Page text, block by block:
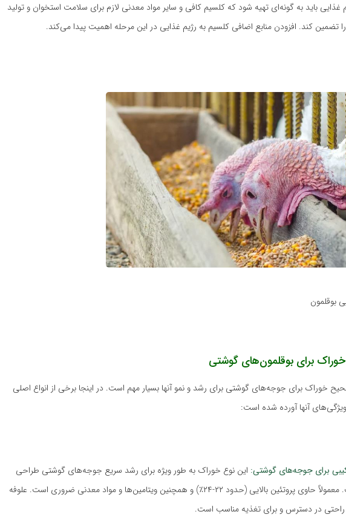
غذایی باید به گونه‌ای تهیه شود که کلسیم کافی و سایر مواد معدنی لازم برای سلامت استخوان و تولید
تضمین کند. افزودن منابع اضافی کلسیم به رژیم غذایی در این مرحله اهمیت پیدا می‌کند.
بوقلمون
برای بوقلمون‌های گوشتی
خوراک برای جوجه‌های گوشتی برای رشد و نمو آنها بسیار مهم است. در اینجا برخی از انواع اصلی
آنها آورده شده است:
برای جوجه‌های گوشتی: این نوع خوراک به طور ویژه برای رشد سریع جوجه‌های گوشتی طراحی
شده است. معمولاً حاوی پروتئین بالایی (حدود ۲۲-۲۴٪) و همچنین ویتامین‌ها و مواد معدنی ضروری است. علوفه
راحتی در دسترس و برای تغذیه مناسب است.